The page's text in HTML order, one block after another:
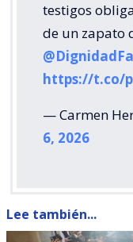
testigos
de un zapato
https://t.co/
— Carmen
6, 2026
Lee también...